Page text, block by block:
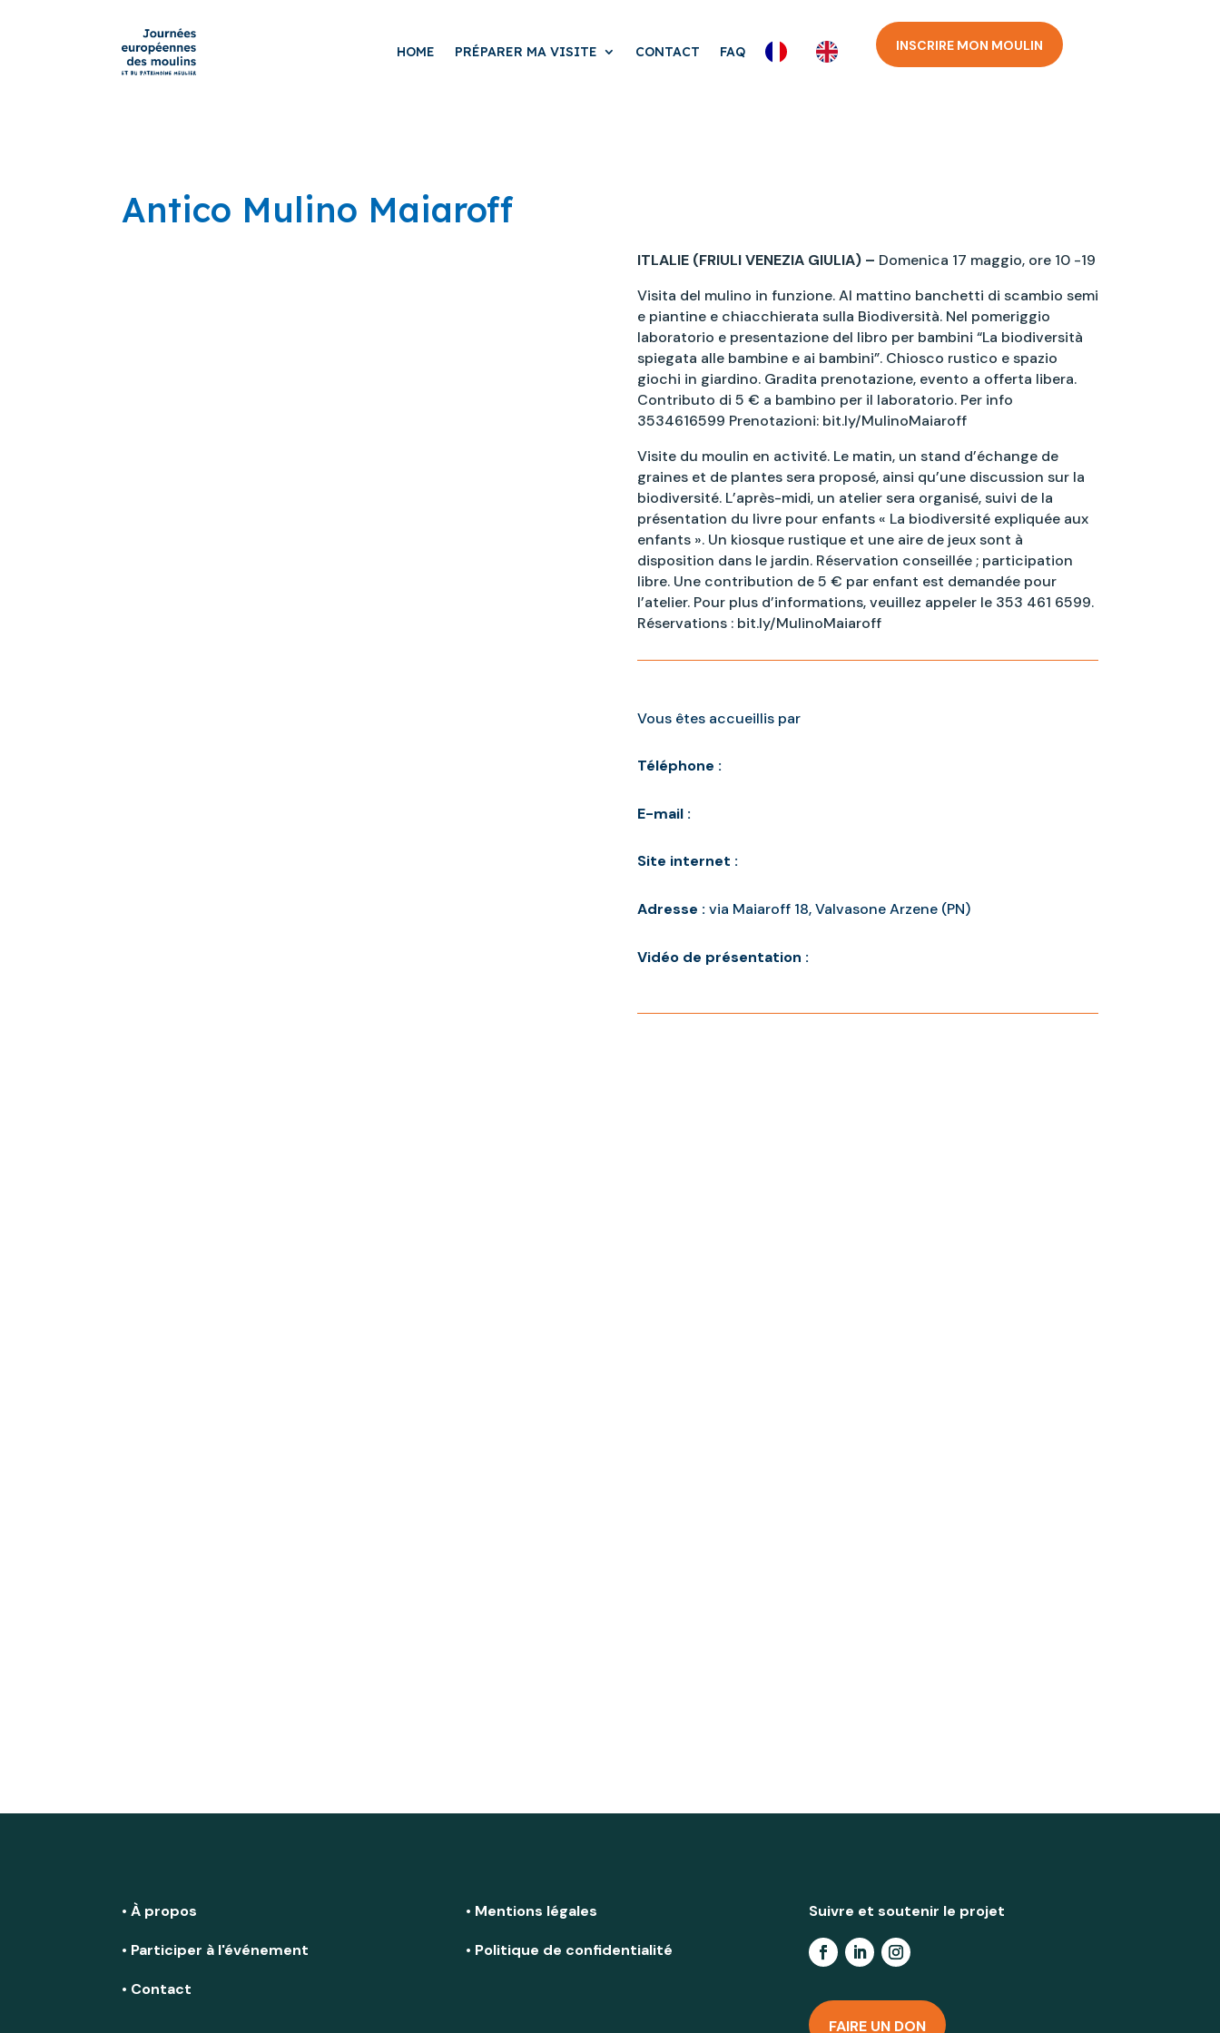
HOME PRÉPARER MA VISITE CONTACT FAQ INSCRIRE MON MOULIN
Antico Mulino Maiaroff
ITLALIE (FRIULI VENEZIA GIULIA) – Domenica 17 maggio, ore 10 -19
Visita del mulino in funzione. Al mattino banchetti di scambio semi
e piantine e chiacchierata sulla Biodiversità. Nel pomeriggio
laboratorio e presentazione del libro per bambini “La biodiversità
spiegata alle bambine e ai bambini”. Chiosco rustico e spazio
giochi in giardino. Gradita prenotazione, evento a offerta libera.
Contributo di 5 € a bambino per il laboratorio. Per info
3534616599 Prenotazioni: bit.ly/MulinoMaiaroff
Visite du moulin en activité. Le matin, un stand d’échange de
graines et de plantes sera proposé, ainsi qu’une discussion sur la
biodiversité. L’après-midi, un atelier sera organisé, suivi de la
présentation du livre pour enfants « La biodiversité expliquée aux
enfants ». Un kiosque rustique et une aire de jeux sont à
disposition dans le jardin. Réservation conseillée ; participation
libre. Une contribution de 5 € par enfant est demandée pour
l’atelier. Pour plus d’informations, veuillez appeler le 353 461 6599.
Réservations : bit.ly/MulinoMaiaroff
Vous êtes accueillis par
Téléphone :
E-mail :
Site internet :
Adresse : via Maiaroff 18, Valvasone Arzene (PN)
Vidéo de présentation :
• À propos
• Participer à l'événement
• Contact
• Mentions légales
• Politique de confidentialité
Suivre et soutenir le projet
FAIRE UN DON